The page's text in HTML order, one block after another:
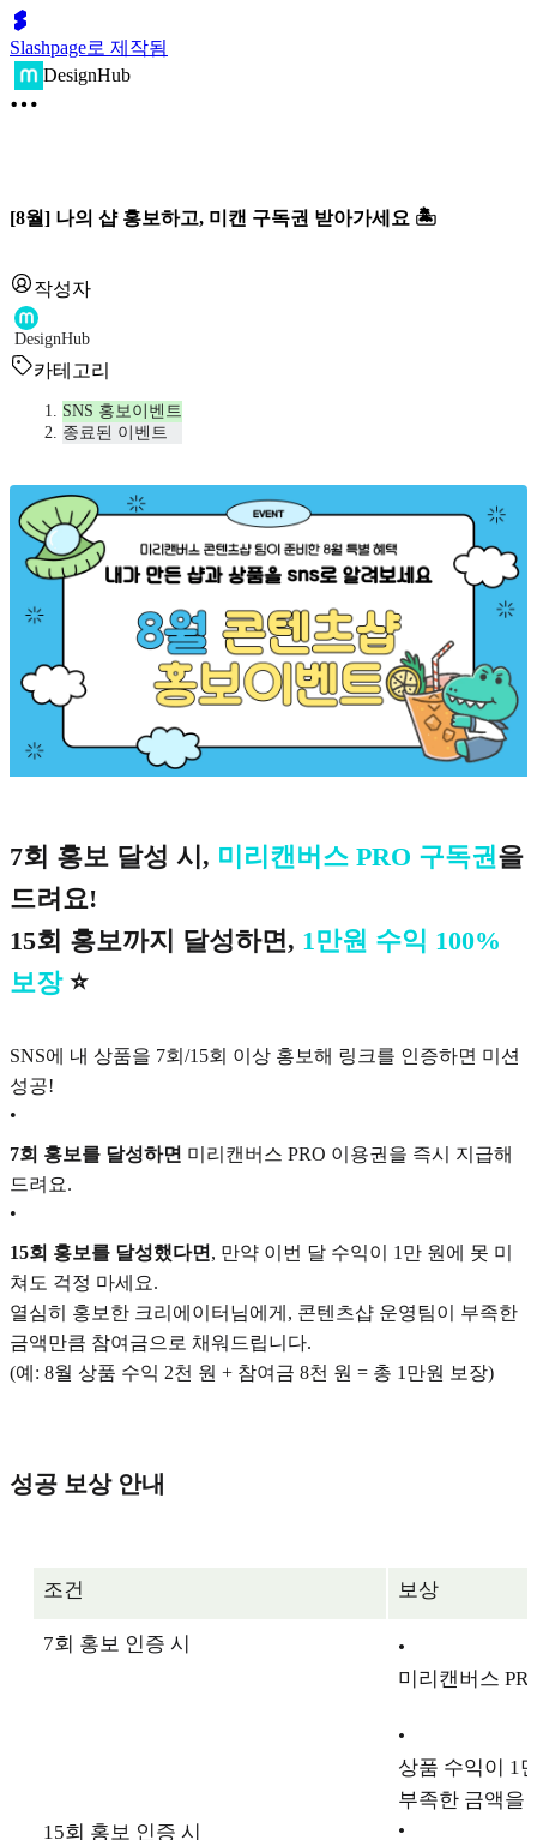
Slashpage로 제작됨
DesignHub
[8월] 나의 샵 홍보하고, 미캔 구독권 받아가세요 🏝️
작성자
DesignHub
카테고리
SNS 홍보이벤트
종료된 이벤트
7회 홍보 달성 시, 미리캔버스 PRO 구독권 을
드려요!
15회 홍보까지 달성하면, 1만원 수익 100%
보장⭐️
SNS에 내 상품을 7회/15회 이상 홍보해 링크를 인증하면 미션
성공!
•
7회 홍보를 달성하면 미리캔버스 PRO 이용권을 즉시 지급해
드려요.
•
15회 홍보를 달성했다면 , 만약 이번 달 수익이 1만 원에 못 미
쳐도 걱정 마세요.
열심히 홍보한 크리에이터님에게, 콘텐츠샵 운영팀이 부족한
금액만큼 참여금으로 채워드립니다.
(예: 8월 상품 수익 2천 원 + 참여금 8천 원 = 총 1만원 보장)
성공 보상 안내
조건 보상
7회 홍보 인증 시
•
미리캔버스
15회 홍보 인증 시
•
상품 수익이 1
부족한 금액을
•